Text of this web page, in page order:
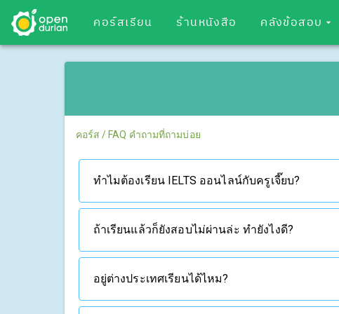
คอร์สเรียน ร้านหนังสือ คลังข้อสอบ
คอร์ส / FAQ คำถามที่ถามบ่อย
ทำไมต้องเรียน IELTS ออนไลน์กับครูเจี๊ยบ?
ถ้าเรียนแล้วก็ยังสอบไม่ผ่านล่ะ ทำยังไงดี?
อยู่ต่างประเทศเรียนได้ไหม?